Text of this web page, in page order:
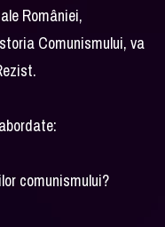
României,
Comunismului, va
comunismului?